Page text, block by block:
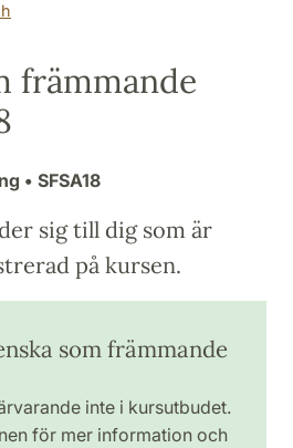
främmande
• SFSA18
sig till dig som är
på kursen.
som främmande
inte i kursutbudet.
för mer information och